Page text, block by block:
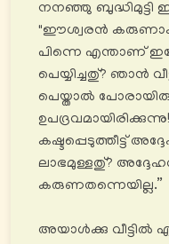
നനഞ്ഞു
"ഈശ്വരൻ
പിന്നെ എന്താണ്
പെയ്യിച്ചതു്? ഞാൻ
പെയ്താൽ
കഷ്ടപ്പെടുത്തീട്ട്
ലാഭമുള്ളതു്?
കരുണതന്നെയില്ല.”
അയാൾക്കു വീട്ടിൽ